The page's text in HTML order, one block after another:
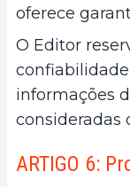
oferece
O Editor
informações
consideradas
ARTIGO 6: